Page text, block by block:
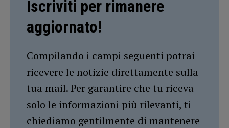
Iscriviti per rimanere
aggiornato!
Compilando i campi seguenti potrai
ricevere le notizie direttamente sulla
tua mail. Per garantire che tu riceva
solo le informazioni più rilevanti, ti
chiediamo gentilmente di mantenere